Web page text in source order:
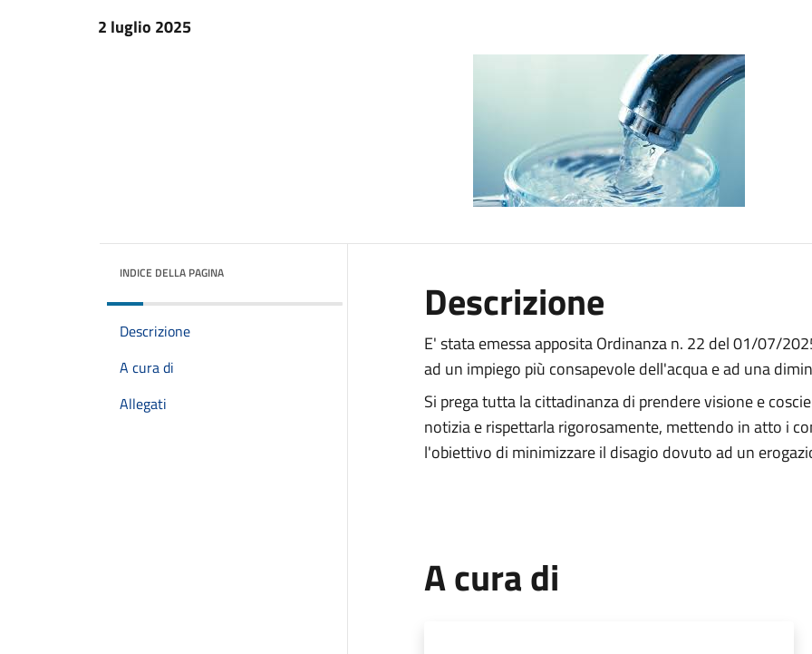
2 luglio 2025
INDICE DELLA PAGINA
Descrizione
A cura di
Allegati
Descrizione
E' stata emessa apposita Ordinanza n. 22 del 01/07/
ad un impiego più consapevole dell'acqua e ad una
Si prega tutta la cittadinanza di prendere visione e
notizia e rispettarla rigorosamente, mettendo in atto i
l'obiettivo di minimizzare il disagio dovuto ad un
A cura di